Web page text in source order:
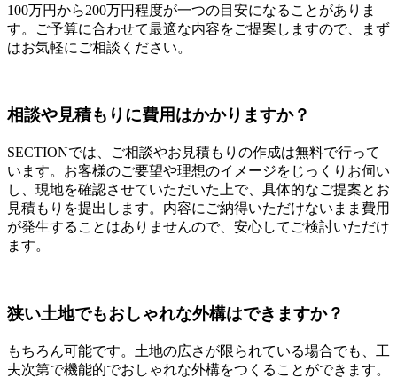
100万円から200万円程度が一つの目安になることがありま
す。ご予算に合わせて最適な内容をご提案しますので、まず
はお気軽にご相談ください。
相談や見積もりに費用はかかりますか？
SECTIONでは、ご相談やお見積もりの作成は無料で行って
います。お客様のご要望や理想のイメージをじっくりお伺い
し、現地を確認させていただいた上で、具体的なご提案とお
見積もりを提出します。内容にご納得いただけないまま費用
が発生することはありませんので、安心してご検討いただけ
ます。
狭い土地でもおしゃれな外構はできますか？
もちろん可能です。土地の広さが限られている場合でも、工
夫次第で機能的でおしゃれな外構をつくることができます。